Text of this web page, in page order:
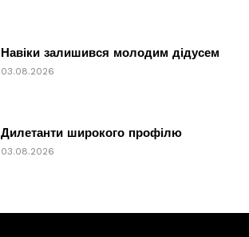
Навіки залишився молодим дідусем
03.08.2026
Дилетанти широкого профілю
03.08.2026